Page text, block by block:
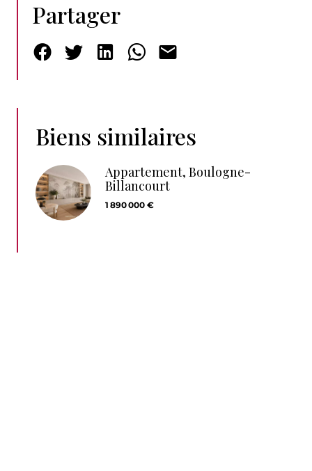
Partager
Biens similaires
Appartement, Boulogne-
Billancourt
1 890 000 €